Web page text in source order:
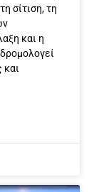
σίτιση, τη
και η
και